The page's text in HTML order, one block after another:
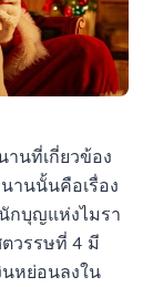
นที่เกี่ยวข้อง
านนั้นคือเรื่อง
กบุญแห่งไมรา
วรรษที่ 4 มี
หย่อนลงใน